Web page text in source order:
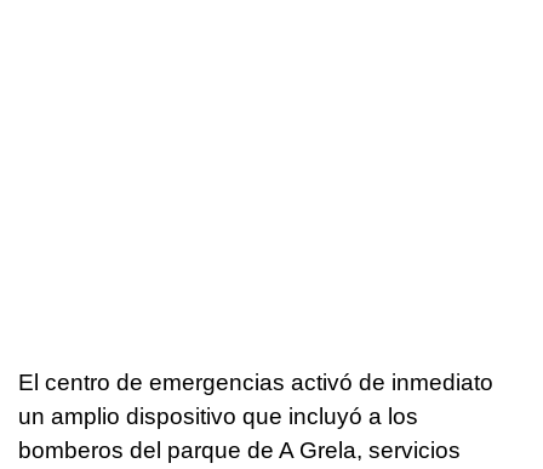
El centro de emergencias activó de inmediato
un amplio dispositivo que incluyó a los
bomberos del parque de A Grela, servicios